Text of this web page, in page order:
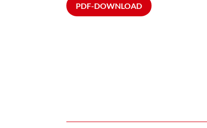
PDF-DOWNLOAD